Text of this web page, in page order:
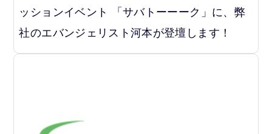
ッションイベント 「サバトーーーク」に、弊
社のエバンジェリスト河本が登壇します！